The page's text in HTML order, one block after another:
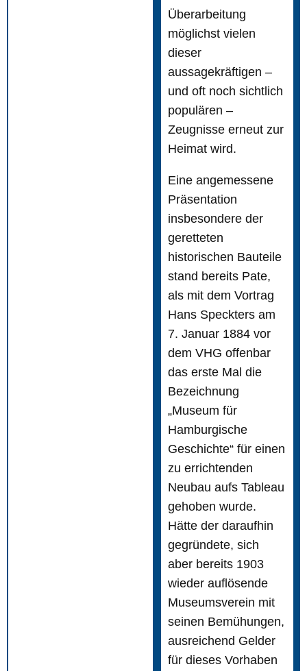
Überarbeitung
möglichst vielen
dieser
aussagekräftigen –
und oft noch sichtlich
populären –
Zeugnisse erneut zur
Heimat wird.
Eine angemessene
Präsentation
insbesondere der
geretteten
historischen Bauteile
stand bereits Pate,
als mit dem Vortrag
Hans Speckters am
7. Januar 1884 vor
dem VHG offenbar
das erste Mal die
Bezeichnung
„Museum für
Hamburgische
Geschichte“ für einen
zu errichtenden
Neubau aufs Tableau
gehoben wurde.
Hätte der daraufhin
gegründete, sich
aber bereits 1903
wieder auflösende
Museumsverein mit
seinen Bemühungen,
ausreichend Gelder
für dieses Vorhaben